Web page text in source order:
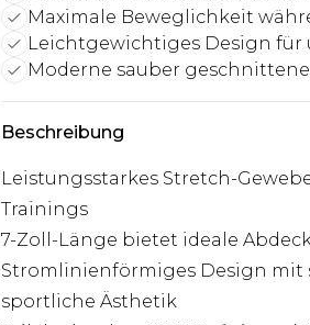
Maximale Beweglichkeit
Leichtgewichtiges Design
Moderne sauber
Beschreibung
Leistungsstarkes Stretch-
Trainings
7-Zoll-Länge bietet ideale
Stromlinienförmiges Design mit
sportliche Ästhetik